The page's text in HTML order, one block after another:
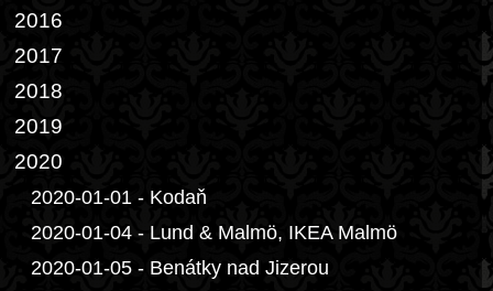
2016
2017
2018
2019
2020
2020-01-01 - Kodaň
2020-01-04 - Lund & Malmö, IKEA Malmö
2020-01-05 - Benátky nad Jizerou